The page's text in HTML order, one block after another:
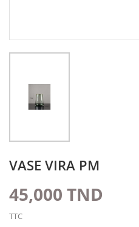
VASE VIRA PM
45,000 TND
TTC